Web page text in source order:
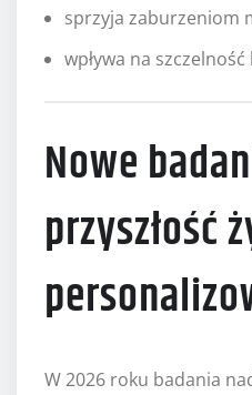
sprzyja zaburzeniom
wpływa na
Nowe
przyszłość
W 2026 roku badania